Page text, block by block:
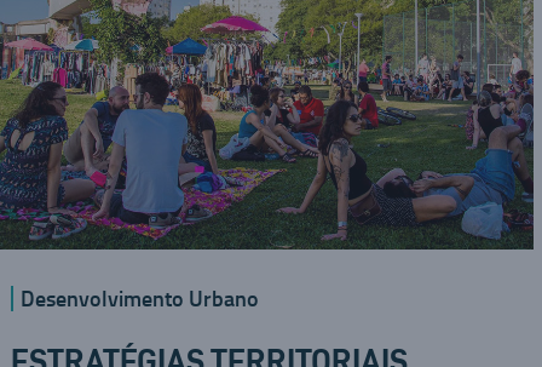
Desenvolvimento Urbano